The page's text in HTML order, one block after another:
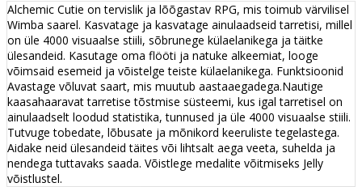
Alchemic Cutie on tervislik ja lõõgastav RPG, mis toimub värvilisel
Wimba saarel. Kasvatage ja kasvatage ainulaadseid tarretisi, millel
on üle 4000 visuaalse stiili, sõbrunege külaelanikega ja täitke
ülesandeid. Kasutage oma flööti ja natuke alkeemiat, looge
võimsaid esemeid ja võistelge teiste külaelanikega. Funktsioonid
Avastage võluvat saart, mis muutub aastaaegadega.Nautige
kaasahaaravat tarretise tõstmise süsteemi, kus igal tarretisel on
ainulaadselt loodud statistika, tunnused ja üle 4000 visuaalse stiili.
Tutvuge tobedate, lõbusate ja mõnikord keeruliste tegelastega.
Aidake neid ülesandeid täites või lihtsalt aega veeta, suhelda ja
nendega tuttavaks saada. Võistlege medalite võitmiseks Jelly
võistlustel.